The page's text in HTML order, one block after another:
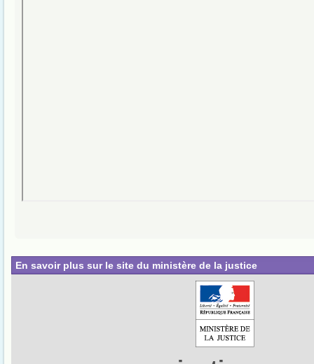
En savoir plus sur le site du ministère de la justice